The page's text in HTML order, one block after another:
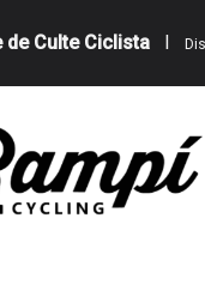
de Culte Ciclista I